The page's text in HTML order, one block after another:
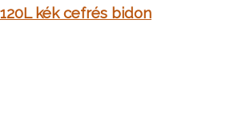
kék cefrés bidon